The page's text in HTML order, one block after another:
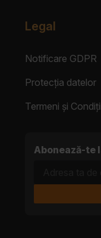
Legal
Notificare GDPR
Protecția datelor
Termeni și Condiții
Abonează-te